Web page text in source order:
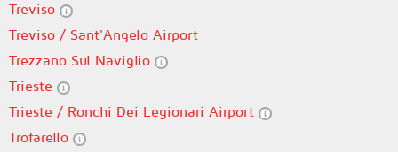
Treviso
Treviso / Sant'Angelo Airport
Trezzano Sul Naviglio
Trieste
Trieste / Ronchi Dei Legionari Airport
Trofarello